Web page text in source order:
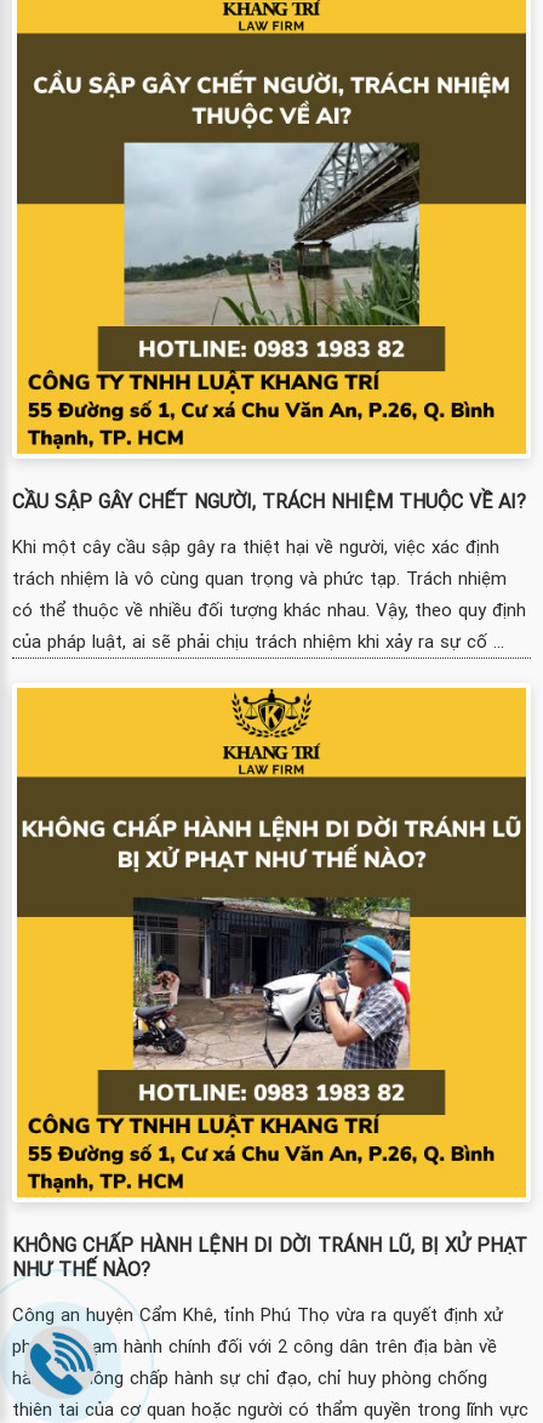
CẦU SẬP GÂY CHẾT NGƯỜI, TRÁCH NHIỆM THUỘC VỀ AI?
Khi một cây cầu sập gây ra thiệt hại về người, việc xác định
trách nhiệm là vô cùng quan trọng và phức tạp. Trách nhiệm
có thể thuộc về nhiều đối tượng khác nhau. Vậy, theo quy định
của pháp luật, ai sẽ phải chịu trách nhiệm khi xảy ra sự cố ...
KHÔNG CHẤP HÀNH LỆNH DI DỜI TRÁNH LŨ, BỊ XỬ PHẠT
NHƯ THẾ NÀO?
Công an huyện Cẩm Khê, tỉnh Phú Thọ vừa ra quyết định xử
phạt vi phạm hành chính đối với 2 công dân trên địa bàn về
hành vi không chấp hành sự chỉ đạo, chỉ huy phòng chống
thiên tai của cơ quan hoặc người có thẩm quyền trong lĩnh vực